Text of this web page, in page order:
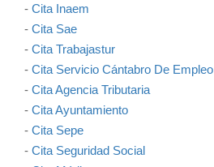
- Cita Inaem
- Cita Sae
- Cita Trabajastur
- Cita Servicio Cántabro De Empleo
- Cita Agencia Tributaria
- Cita Ayuntamiento
- Cita Sepe
- Cita Seguridad Social